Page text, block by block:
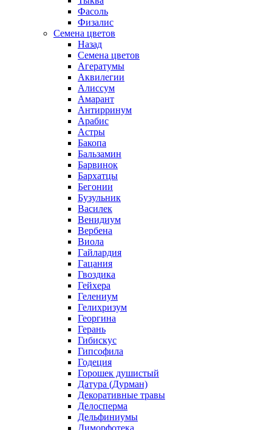
Фасоль
Физалис
Семена цветов
Назад
Семена цветов
Агератумы
Аквилегии
Алиссум
Амарант
Антирринум
Арабис
Астры
Бакопа
Бальзамин
Барвинок
Бархатцы
Бегонии
Бузульник
Василек
Венидиум
Вербена
Виола
Гайлардия
Гацания
Гвоздика
Гейхера
Гелениум
Гелихризум
Георгина
Герань
Гибискус
Гипсофила
Годеция
Горошек душистый
Датура (Дурман)
Декоративные травы
Делосперма
Дельфиниумы
Диморфотека